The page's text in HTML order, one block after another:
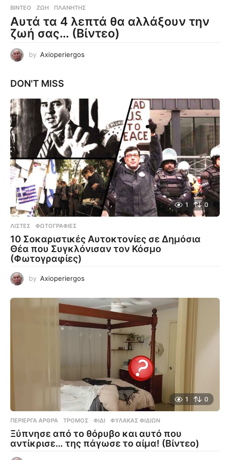
ΒΊΝΤΕΟ ΖΩΉ ,ΠΛΑΝΉΤΗΣ
Αυτά τα 4 λεπτά θα αλλάξουν την
ζωή σας… (Βίντεο)
by Axioperiergos
DON'T MISS
1 0
ΛΊΣΤΕΣ ,ΦΩΤΟΓΡΑΦΊΕΣ
10 Σοκαριστικές Αυτοκτονίες σε Δημόσια
Θέα που Συγκλόνισαν τον Κόσμο
(Φωτογραφίες)
by Axioperiergos
1 0
ΠΕΡΊΕΡΓΑ ΆΡΘΡΑ ΤΡΌΜΟΣ ,ΦΊΔΙ ,ΦΎΛΑΚΑΣ ΦΙΔΙΏΝ
Ξύπνησε από το θόρυβο και αυτό που
αντίκρισε… της πάγωσε το αίμα! (Βίντεο)